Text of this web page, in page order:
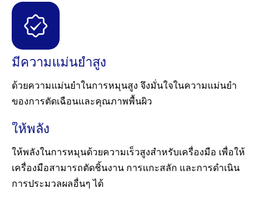
มีความแม่นยำสูง
ด้วยความแม่นยำในการหมุนสูง จึงมั่นใจในความแม่นยำ
ของการตัดเฉือนและคุณภาพพื้นผิว
ให้พลัง
ให้พลังในการหมุนด้วยความเร็วสูงสำหรับเครื่องมือ เพื่อให้
เครื่องมือสามารถตัดชิ้นงาน การแกะสลัก และการดำเนิน
การประมวลผลอื่นๆ ได้